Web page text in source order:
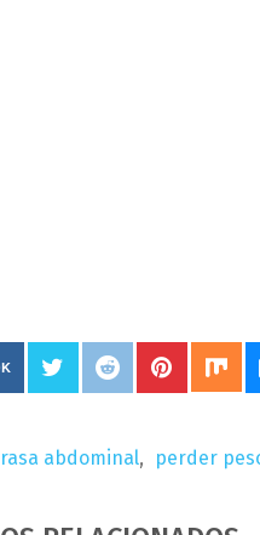
abdominal, perder